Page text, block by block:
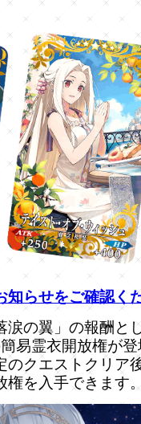
知らせをご確認く
涙の翼」の報酬
易霊衣開放権が
のクエストクリア
権を入手できます